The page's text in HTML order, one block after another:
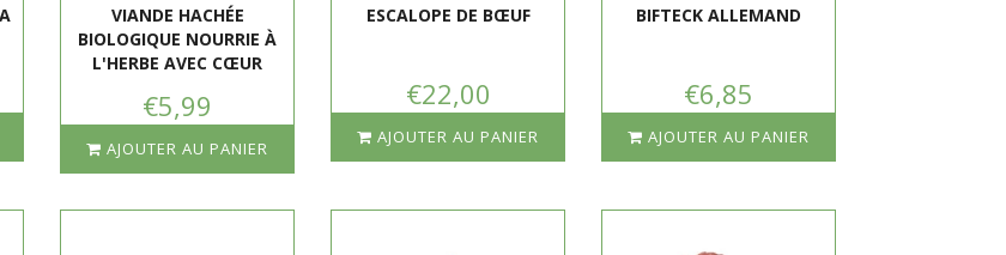
VIANDE HACHÉE
BIOLOGIQUE NOURRIE À
L'HERBE AVEC CŒUR
€5,99
AJOUTER AU PANIER
ESCALOPE DE BŒUF
€22,00
AJOUTER AU PANIER
BIFTECK ALLEMAND
€6,85
AJOUTER AU PANIER